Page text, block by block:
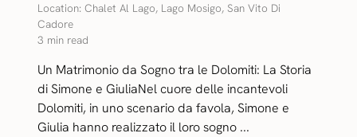
Location:Chalet Al Lago, Lago Mosigo,San Vito Di
Cadore
3 min read
Un Matrimonio da Sogno tra le Dolomiti: La Storia
di Simone e GiuliaNel cuore delle incantevoli
Dolomiti, in uno scenario da favola, Simone e
Giulia hanno realizzato il loro sogno ...